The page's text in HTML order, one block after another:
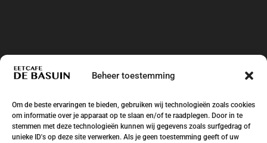
Beheer toestemming
Om de beste ervaringen te bieden, gebruiken wij technologieën zoals cookies
om informatie over je apparaat op te slaan en/of te raadplegen. Door in te
stemmen met deze technologieën kunnen wij gegevens zoals surfgedrag of
unieke ID's op deze site verwerken. Als je geen toestemming geeft of uw
Eetcafe de Basuin Leeuwarden Huizum West -